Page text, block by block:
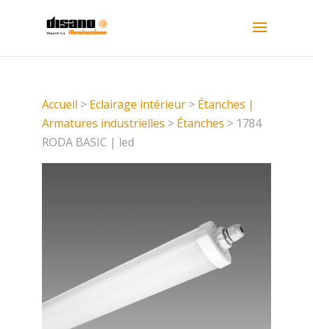
Accueil > Eclairage intérieur> Étanches |
Armatures industrielles > Étanches > 1784
RODA BASIC | led